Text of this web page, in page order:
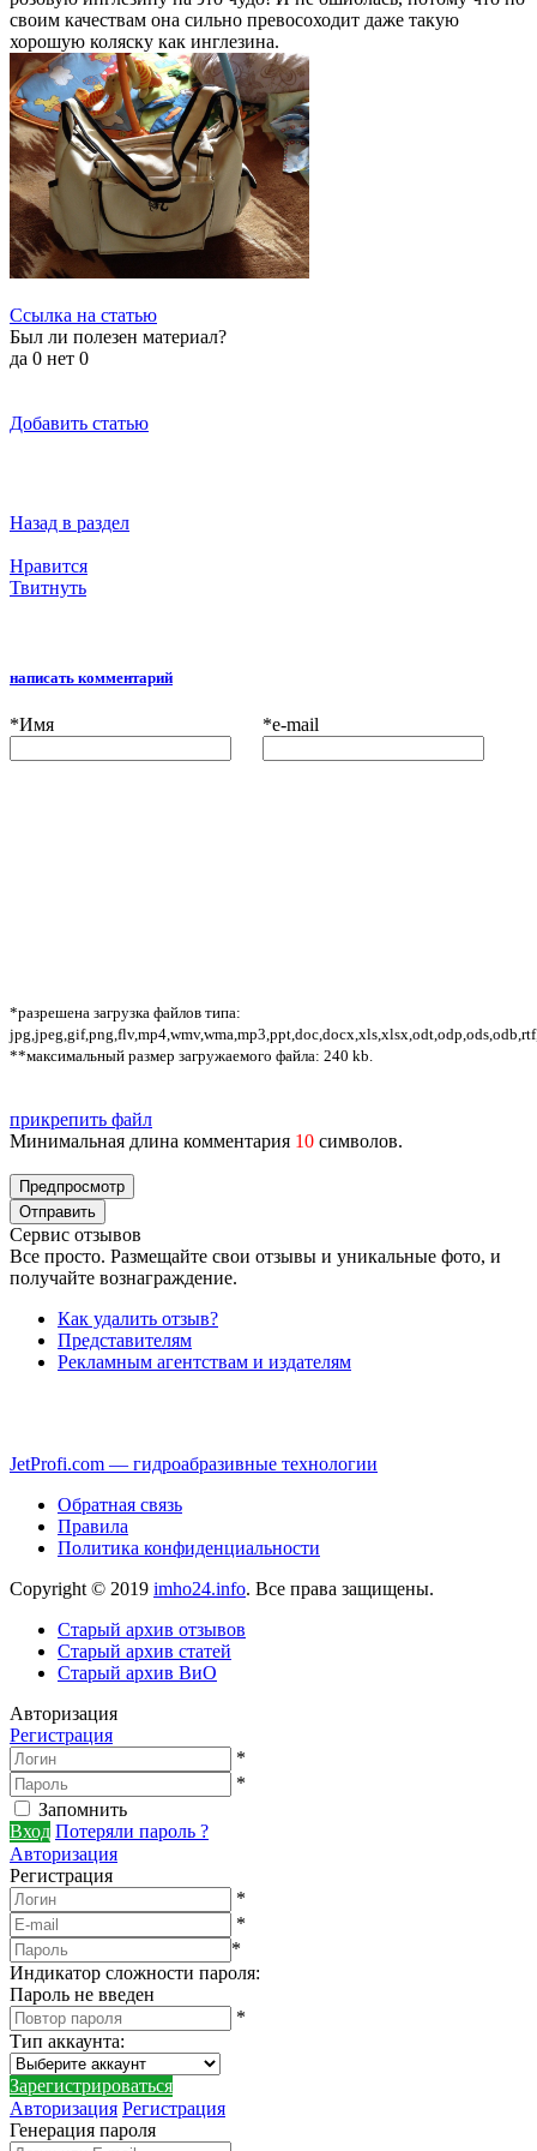
своим качествам она сильно превосоходит даже такую
хорошую коляску как инглезина.
Ссылка на статью
Был ли полезен материал?
да 0 нет 0
Добавить статью
Назад в раздел
Нравится
Твитнуть
написать комментарий
*Имя *e-mail
*разрешена загрузка файлов типа:
**максимальный размер загружаемого файла: 240 kb.
прикрепить файл
Минимальная длина комментария 10 символов.
Сервис отзывов
Все просто. Размещайте свои отзывы и уникальные фото, и
получайте вознаграждение.
Как удалить отзыв?
Представителям
Рекламным агентствам и издателям
JetProfi.com — гидроабразивные технологии
Обратная связь
Правила
Политика конфиденциальности
Copyright © 2019 imho24.info. Все права защищены.
Старый архив отзывов
Старый архив статей
Старый архив ВиО
Авторизация
Регистрация
*
*
Запомнить
Вход Потеряли пароль ?
Авторизация
Регистрация
*
*
*
Индикатор сложности пароля:
Пароль не введен
*
Тип аккаунта:
Зарегистрироваться
Авторизация Регистрация
Генерация пароля